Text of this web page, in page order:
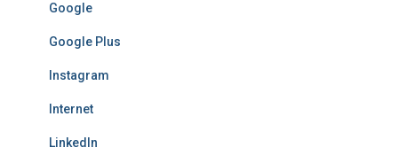
Google
Google Plus
Instagram
Internet
LinkedIn